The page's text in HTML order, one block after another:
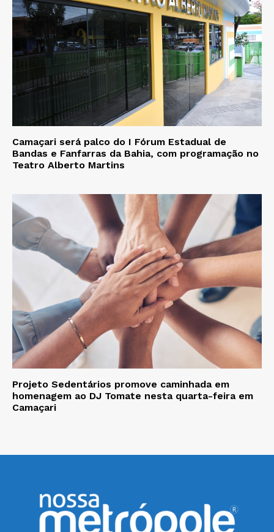
Camaçari será palco do I Fórum Estadual de
Bandas e Fanfarras da Bahia, com programação no
Teatro Alberto Martins
Projeto Sedentários promove caminhada em
homenagem ao DJ Tomate nesta quarta-feira em
Camaçari